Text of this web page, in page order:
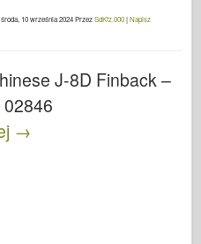
środa, 10 września 2024PrzezSdKfz.000|Napisz
J-8D Finback –
→